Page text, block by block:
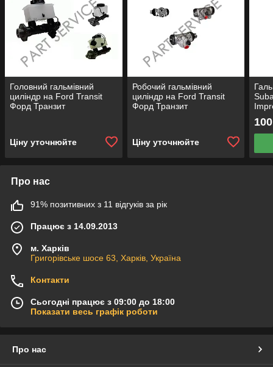
Головний гальмівний
циліндр на Ford Transit
Форд Транзит
Ціну уточнюйте
Робочий гальмівний
циліндр на Ford Transit
Форд Транзит
Ціну уточнюйте
100
Про нас
91% позитивних з 11 відгуків за рік
Працює з 14.09.2013
м. Харків
Григорівське шосе 63, Харків, Україна
Контакти
Сьогодні працює з 09:00 до 18:00
Показати весь графік роботи
Про нас